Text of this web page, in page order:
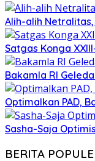
Alih-alih
Satgas Konga
Bakamla RI
Optimalkan PAD,
Sasha-Saja
BERITA